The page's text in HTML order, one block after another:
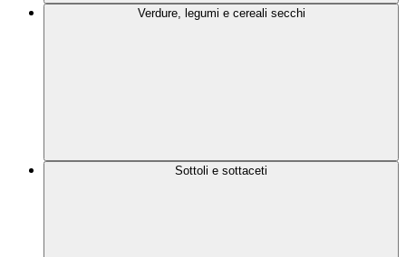
Verdure, legumi e cereali secchi
Sottoli e sottaceti